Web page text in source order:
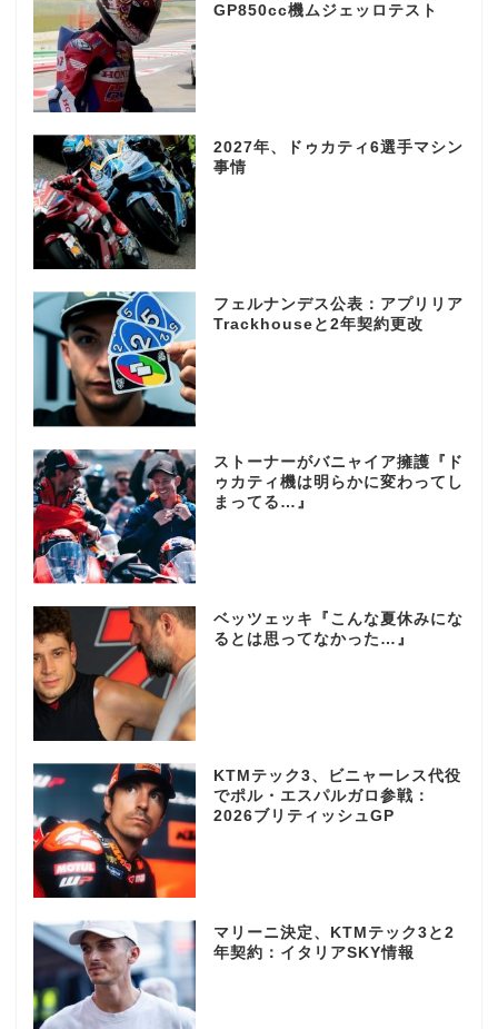
GP850cc機ムジェッロテスト
2027年、ドゥカティ6選手マシン
事情
フェルナンデス公表：アプリリア
Trackhouseと2年契約更改
ストーナーがバニャイア擁護『ド
ゥカティ機は明らかに変わってし
まってる…』
ベッツェッキ『こんな夏休みにな
るとは思ってなかった…』
KTMテック3、ビニャーレス代役
でポル・エスパルガロ参戦：
2026ブリティッシュGP
マリーニ決定、KTMテック3と2
年契約：イタリアSKY情報